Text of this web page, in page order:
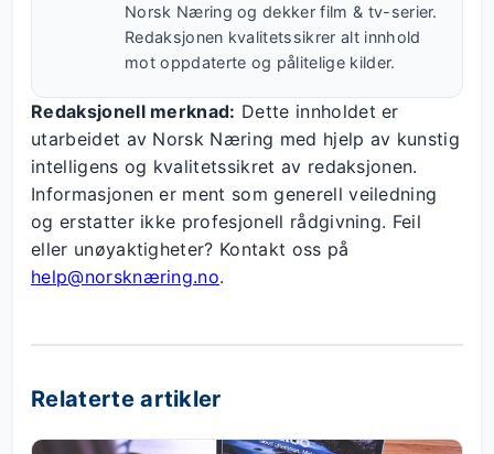
Norsk Næring og dekker film & tv-serier.
Redaksjonen kvalitetssikrer alt innhold
mot oppdaterte og pålitelige kilder.
Redaksjonell merknad: Dette innholdet er
utarbeidet av Norsk Næring med hjelp av kunstig
intelligens og kvalitetssikret av redaksjonen.
Informasjonen er ment som generell veiledning
og erstatter ikke profesjonell rådgivning. Feil
eller unøyaktigheter? Kontakt oss på
help@norsknæring.no.
Relaterte artikler